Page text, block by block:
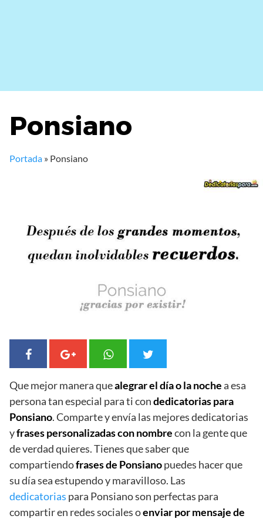
Ponsiano
Portada » Ponsiano
Que mejor manera quealegrar el día o la nochea esa
persona tan especial para ti condedicatorias para
Ponsiano. Comparte y envía las mejores dedicatorias
yfrases personalizadas con nombrecon la gente que
de verdad quieres. Tienes que saber que
compartiendofrases de Ponsianopuedes hacer que
su día sea estupendo y maravilloso. Las
dedicatorias para Ponsiano son perfectas para
compartir en redes sociales oenviar por mensaje de